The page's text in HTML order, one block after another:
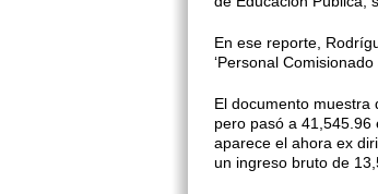
En ese reporte,
‘Personal
El documento muestra
pero pasó a 41,545.96
aparece el ahora ex
un ingreso bruto de